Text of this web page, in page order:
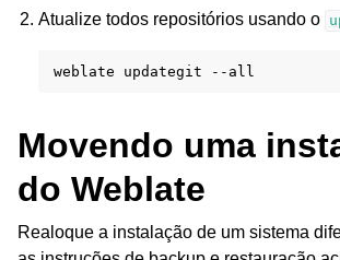
Atualize todos repositórios usando o
weblate updategit
Movendo uma
do Weblate
Realoque a instalação de um sistema